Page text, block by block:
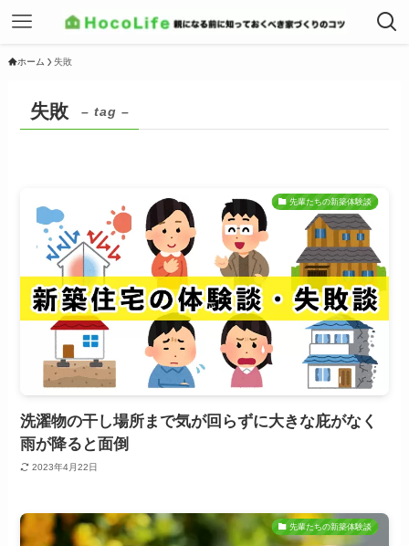
ホーム 失敗
失敗 – tag –
先輩たちの新築体験談
洗濯物の干し場所まで気が回らずに大きな庇がなく
雨が降ると面倒
2023年4月22日
先輩たちの新築体験談